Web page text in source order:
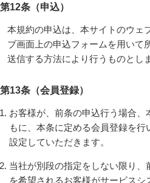
第12条（申込）
本規約の申込は、本サイトのウェ
ブ画面上の申込フォームを用いて
送信する方法により行うものとし
第13条（会員登録）
お客様が、前条の申込行う場合、
もに、本条に定める会員登録を
設定していただきます。
当社が別段の指定をしない限り
を希望されるお客様がサービス